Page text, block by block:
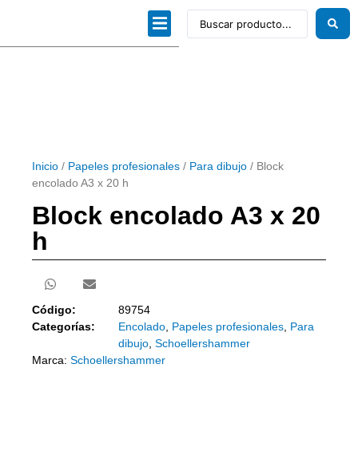
Inicio / Papeles profesionales / Para dibujo / Block
encolado A3 x 20 h
Block encolado A3 x 20
h
Código:
89754
Categorías:
Encolado Papeles profesionales Para
dibujo Schoellershammer
Marca: Schoellershammer